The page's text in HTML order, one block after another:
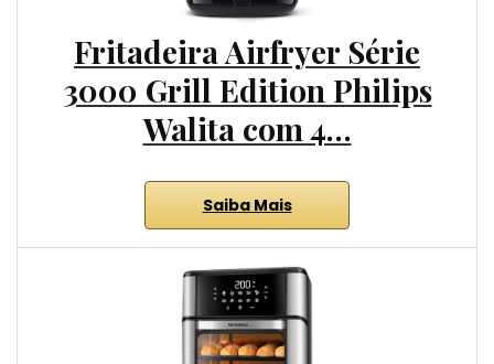
Fritadeira Airfryer Série
3000 Grill Edition Philips
Walita com 4…
Saiba Mais